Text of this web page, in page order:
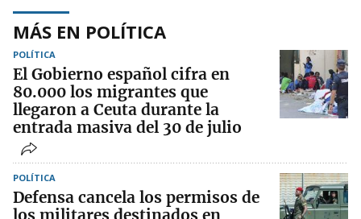
MÁS EN POLÍTICA
POLÍTICA
El Gobierno español cifra en
80.000 los migrantes que
llegaron a Ceuta durante la
entrada masiva del 30 de julio
POLÍTICA
Defensa cancela los permisos de